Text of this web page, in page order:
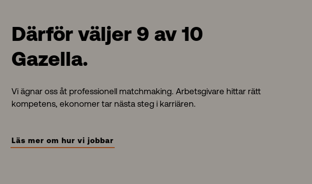
Därför väljer 9 av 10
Gazella.
Vi ägnar oss åt professionell matchmaking. Arbetsgivare hittar rätt
kompetens, ekonomer tar nästa steg i karriären.
Läs mer om hur vi jobbar